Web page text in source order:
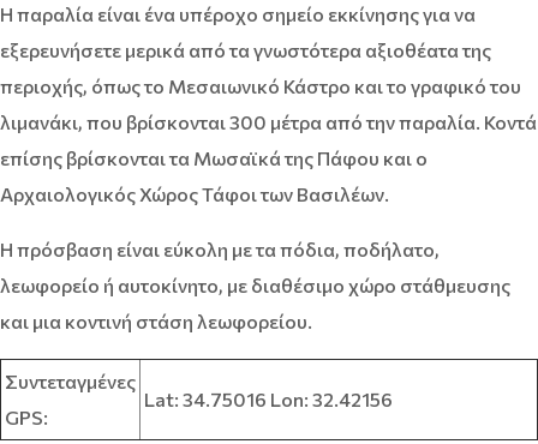
Η παραλία είναι ένα υπέροχο σημείο εκκίνησης για να
εξερευνήσετε μερικά από τα γνωστότερα αξιοθέατα της
περιοχής, όπως το Μεσαιωνικό Κάστρο και το γραφικό του
λιμανάκι, που βρίσκονται 300 μέτρα από την παραλία. Κοντά
επίσης βρίσκονται τα Μωσαϊκά της Πάφου και ο
Αρχαιολογικός Χώρος Τάφοι των Βασιλέων.
Η πρόσβαση είναι εύκολη με τα πόδια, ποδήλατο,
λεωφορείο ή αυτοκίνητο, με διαθέσιμο χώρο στάθμευσης
και μια κοντινή στάση λεωφορείου.
Συντεταγμένες
GPS:
Lat: 34.75016 Lon: 32.42156